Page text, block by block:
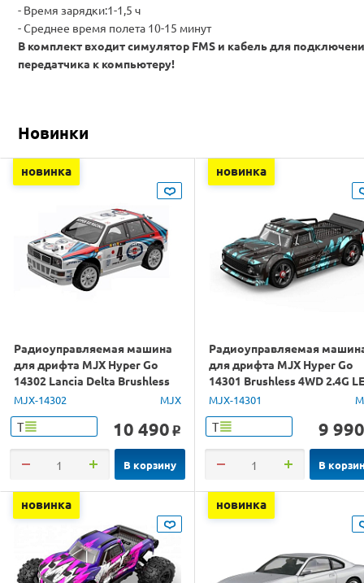
- Время зарядки:1-1,5 ч
- Среднее время полета 10-15 минут
В комплект входит симулятор FMS и кабель для
передатчика к компьютеру!
Новинки
новинка
Радиоуправляемая машина
для дрифта MJX Hyper Go
14302 Lancia Delta Brushless
4WD 2.4G LED 1/14 RTR
MJX-14302 MJX
Т 10 490 o
В корзину
новинка
Радиоуправляемая
для дрифта MJX Hyper Go
14301 Brushless 4WD 2.4G
1/14 RTR
MJX-14301
Т 9 990
В
новинка новинка